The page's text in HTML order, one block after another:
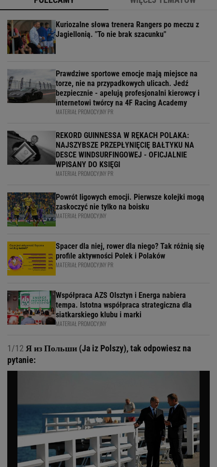
Kuriozalne słowa trenera Rangers po meczu z
Jagiellonią. "To nie brak szacunku"
Prawdziwe sportowe emocje mają miejsce na
torze, nie na przypadkowych ulicach. Jedź
bezpiecznie - apelują profesjonalni kierowcy i
internetowi twórcy na 4F Racing Academy
MATERIAŁ PROMOCYJNY PR
REKORD GUINNESSA W RĘKACH POLAKA:
NAJSZYBSZE PRZEPŁYNIĘCIĘ BAŁTYKU NA
DESCE WINDSURFINGOWEJ - OFICJALNIE
WPISANY DO KSIĘGI
MATERIAŁ PROMOCYJNY PR
Powrót ligowych emocji. Pierwsze kolejki mogą
zaskoczyć nie tylko na boisku
MATERIAŁ PROMOCYJNY
Spacer dla niej, rower dla niego? Tak różnią się
profile aktywności Polek i Polaków
MATERIAŁ PROMOCYJNY PR
Współpraca AZS Olsztyn i Energa nabiera
tempa. Istotna współpraca strategiczna dla
siatkarskiego klubu i marki
MATERIAŁ PROMOCYJNY
1/12 Я из Польши (Ja iz Polszy), tak odpowiesz na
pytanie: